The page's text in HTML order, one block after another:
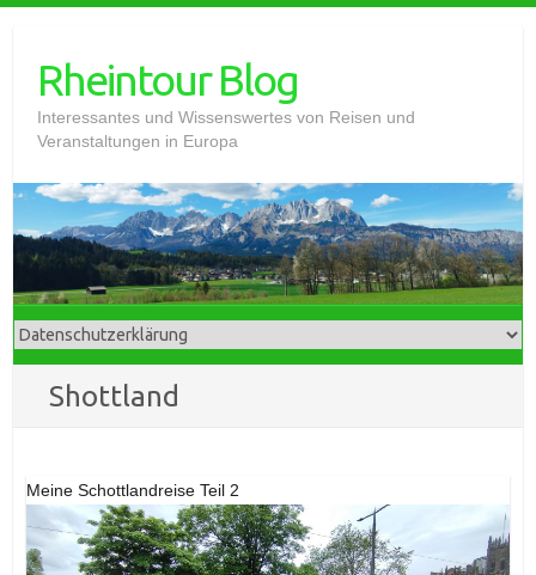
contentRheintour Blog
Interessantes und Wissenswertes von Reisen und
Veranstaltungen in Europa
Shottland
Meine Schottlandreise Teil 2